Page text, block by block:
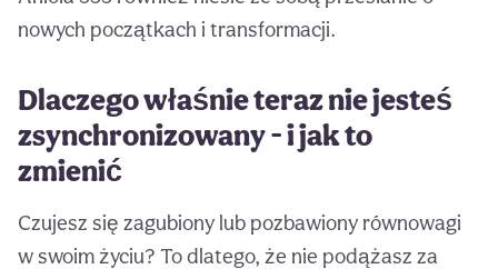
nowych początkach i transformacji.
Dlaczego właśnie teraz nie jesteś
zsynchronizowany - i jak to
zmienić
Czujesz się zagubiony lub pozbawiony równowagi
w swoim życiu? To dlatego, że nie podążasz za